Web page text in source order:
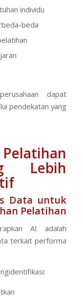
individu
beda
dapat
pendekatan yang
Lebih
Data untuk
Pelatihan
AI adalah
terkait performa